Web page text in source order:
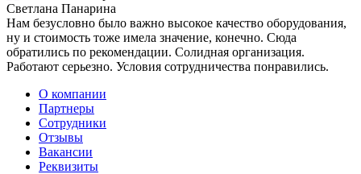
Светлана Панарина
Нам безусловно было важно высокое качество оборудования,
ну и стоимость тоже имела значение, конечно. Сюда
обратились по рекомендации. Солидная организация.
Работают серьезно. Условия сотрудничества понравились.
О компании
Партнеры
Сотрудники
Отзывы
Вакансии
Реквизиты